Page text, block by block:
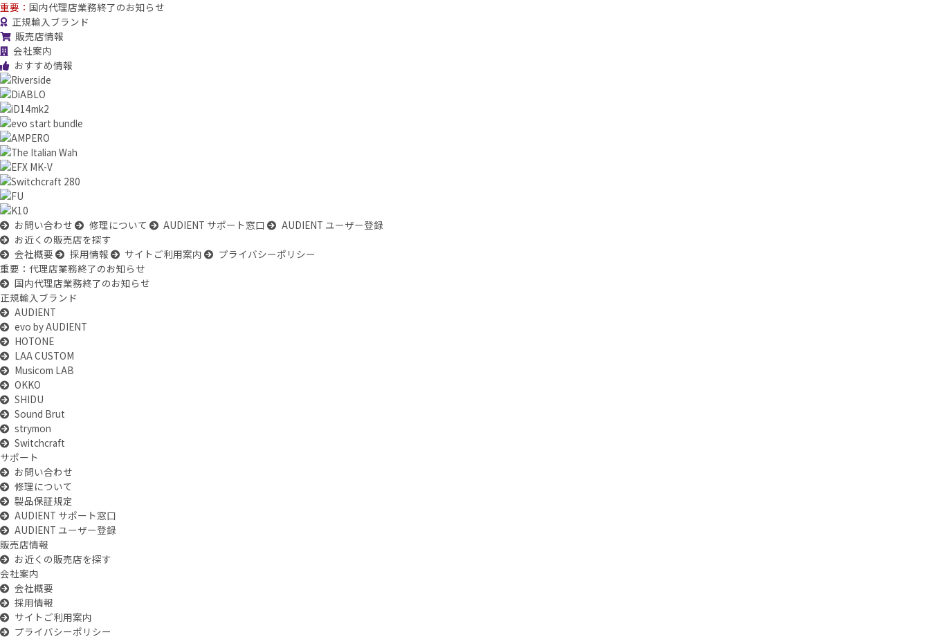
重要： 国内代理店業務終了のお知らせ
正規輸入ブランド
販売店情報
会社案内
おすすめ情報
お問い合わせ 修理について AUDIENT サポート窓口
AUDIENT ユーザー登録
お近くの販売店を探す
会社概要
採用情報 サイトご利用案内
プライバシーポリシー
重要：代理店業務終了のお知らせ
国内代理店業務終了のお知らせ
正規輸入ブランド
AUDIENT
evo by AUDIENT
HOTONE
LAA CUSTOM
Musicom LAB
OKKO
SHIDU
Sound Brut
strymon
Switchcraft
サポート
お問い合わせ
修理について
製品保証規定
AUDIENT サポート窓口
AUDIENT ユーザー登録
販売店情報
お近くの販売店を探す
会社案内
会社概要
採用情報
サイトご利用案内
プライバシーポリシー